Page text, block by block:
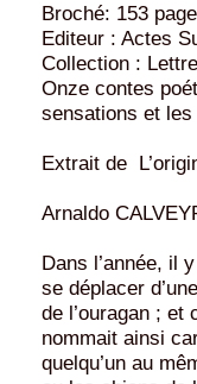
Broché: 153
Editeur : Actes
Collection :
Onze contes
sensations et
Extrait de
Arnaldo
Dans l’année, il
se déplacer
de l’ouragan ; et
nommait ainsi
quelqu’un au